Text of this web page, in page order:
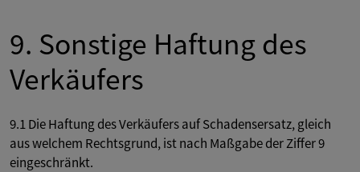
9. Sonstige Haftung des
Verkäufers
9.1 Die Haftung des Verkäufers auf Schadensersatz, gleich
aus welchem Rechtsgrund, ist nach Maßgabe der Ziffer 9
eingeschränkt.